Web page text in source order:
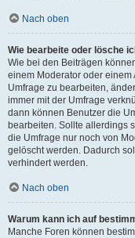
Nach oben
Wie bearbeite oder lösche
Wie bei den Beiträgen
einem Moderator oder
Umfrage zu bearbeiten,
immer mit der Umfrage
dann können Benutzer die
bearbeiten. Sollte allerdings
die Umfrage nur noch von
gelöscht werden. Dadurch
verhindert werden.
Nach oben
Warum kann ich auf
Manche Foren können